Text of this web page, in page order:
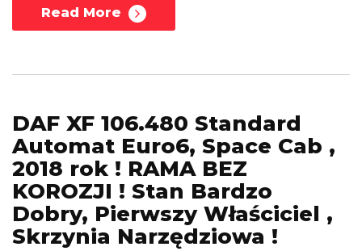
Read More
DAF XF 106.480 Standard
Automat Euro6, Space Cab ,
2018 rok ! RAMA BEZ
KOROZJI ! Stan Bardzo
Dobry, Pierwszy Właściciel ,
Skrzynia Narzędziowa !